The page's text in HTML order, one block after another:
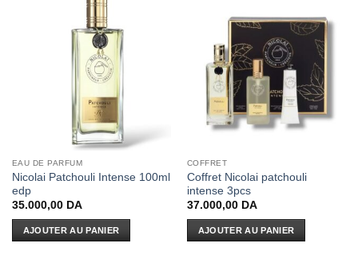
EAU DE PARFUM
Nicolai Patchouli Intense 100ml
edp
35.000,00 DA
AJOUTER AU PANIER
COFFRET
Coffret Nicolai patchouli
intense 3pcs
37.000,00 DA
AJOUTER AU PANIER